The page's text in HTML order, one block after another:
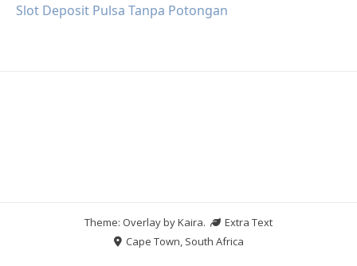
Slot Deposit Pulsa Tanpa Potongan
Theme: Overlay byKaira.
Extra Text
Cape Town, South Africa